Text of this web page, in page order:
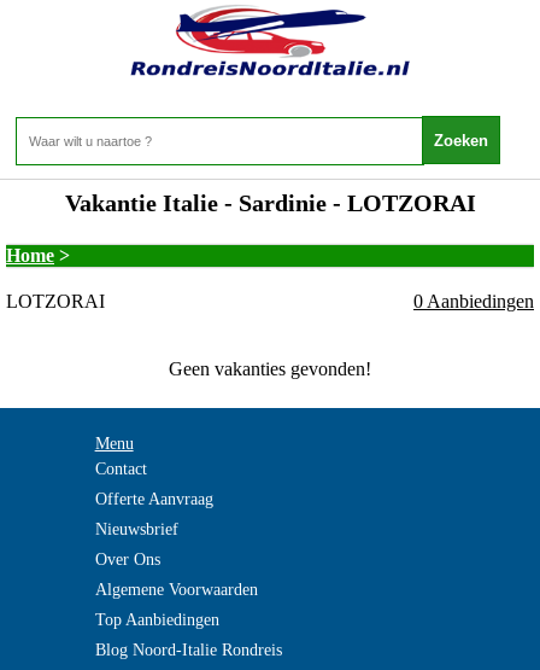
Vakantie Italie - Sardinie - LOTZORAI
Home >
LOTZORAI 0 Aanbiedingen
Geen vakanties gevonden!
Menu
Contact
Offerte Aanvraag
Nieuwsbrief
Over Ons
Algemene Voorwaarden
Top Aanbiedingen
Blog Noord-Italie Rondreis